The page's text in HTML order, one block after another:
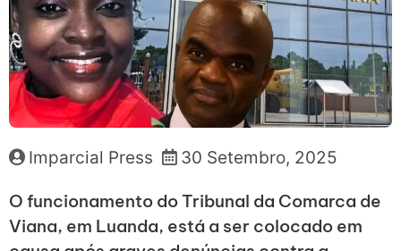
Imparcial Press 30 Setembro, 2025
O funcionamento do Tribunal da Comarca de
Viana, em Luanda, está a ser colocado em